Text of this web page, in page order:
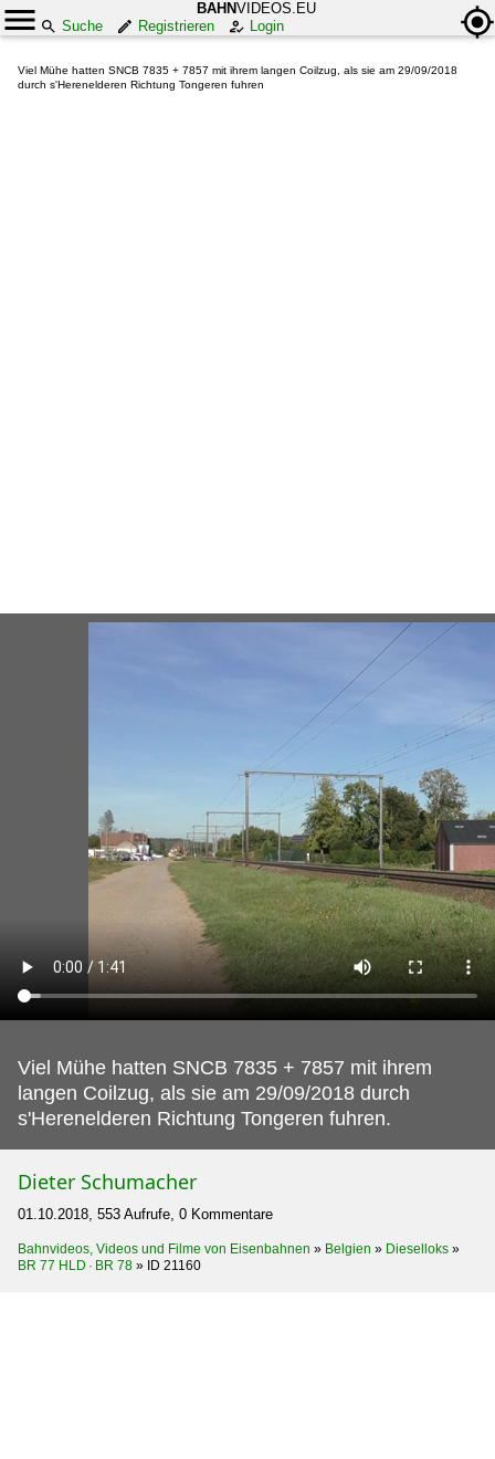
BAHNVIDEOS.EU
Suche
Registrieren Login
Viel Mühe hatten SNCB 7835 + 7857 mit ihrem langen Coilzug, als sie am 29/09/2018
durch s'Herenelderen Richtung Tongeren fuhren
Viel Mühe hatten SNCB 7835 + 7857 mit ihrem
langen Coilzug, als sie am 29/09/2018 durch
s'Herenelderen Richtung Tongeren fuhren.
Dieter Schumacher
01.10.2018, 553 Aufrufe, 0 Kommentare
Bahnvideos, Videos und Filme von Eisenbahnen » Belgien » Dieselloks »
BR 77 HLD · BR 78 » ID 21160